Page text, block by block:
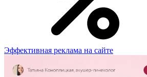
Эффективная реклама на сайте